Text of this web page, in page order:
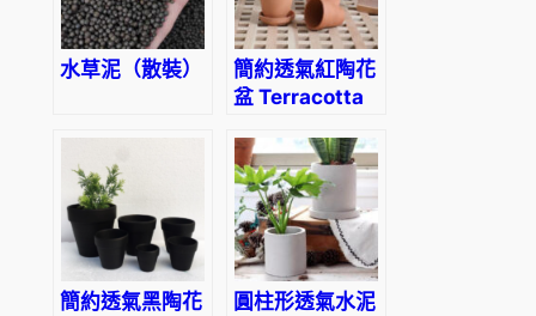
水草泥（散裝）
簡約透氣紅陶花
盆 Terracotta
簡約透氣黑陶花
圓柱形透氣水泥